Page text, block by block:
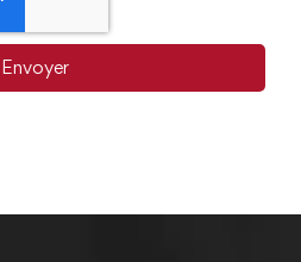
Envoyer